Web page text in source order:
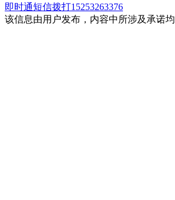
即时通短信拨打15253263376
该信息由用户发布，内容中所涉及承诺